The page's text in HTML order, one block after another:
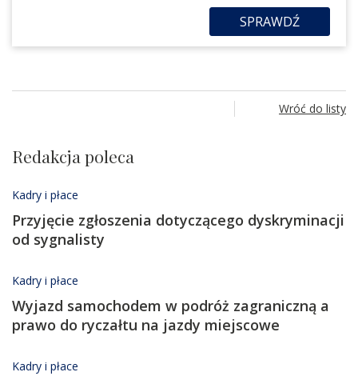
SPRAWDŹ
Wróć do listy
Redakcja poleca
Kadry i płace
Przyjęcie zgłoszenia dotyczącego dyskryminacji
od sygnalisty
Kadry i płace
Wyjazd samochodem w podróż zagraniczną a
prawo do ryczałtu na jazdy miejscowe
Kadry i płace